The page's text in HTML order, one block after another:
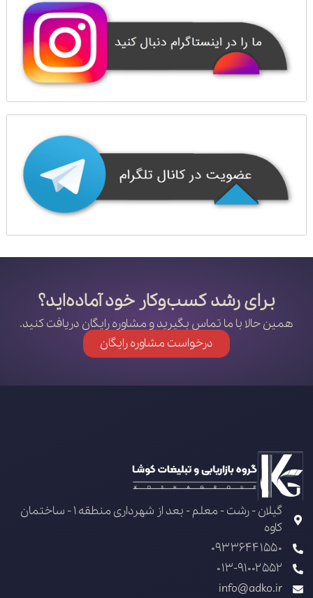
برای رشد کسب‌وکار خود آماده‌اید؟
همین حالا با ما تماس بگیرید و مشاوره رایگان دریافت کنید.
درخواست مشاوره رایگان
گیلان - رشت - معلم - بعد از شهرداری منطقه 1 - ساختمان
کاوه
09336441550
013-91002552
info@adko.ir